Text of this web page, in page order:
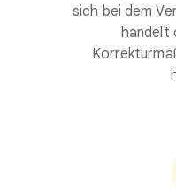
sich bei dem
handelt